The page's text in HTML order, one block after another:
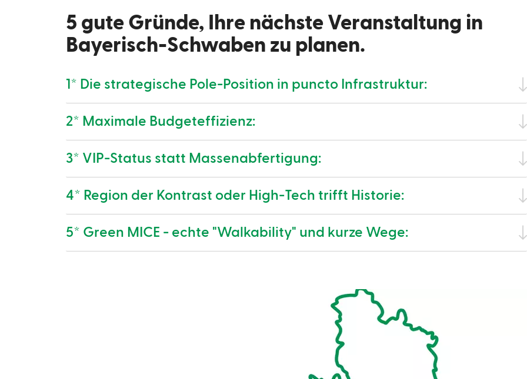
5 gute Gründe, Ihre nächste Veranstaltung in
Bayerisch-Schwaben zu planen.
1* Die strategische Pole-Position in puncto Infrastruktur:
2* Maximale Budgeteffizienz:
3* VIP-Status statt Massenabfertigung:
4* Region der Kontrast oder High-Tech trifft Historie:
5* Green MICE - echte "Walkability" und kurze Wege: